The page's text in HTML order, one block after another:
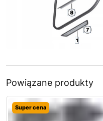
Powiązane produkty
Super cena